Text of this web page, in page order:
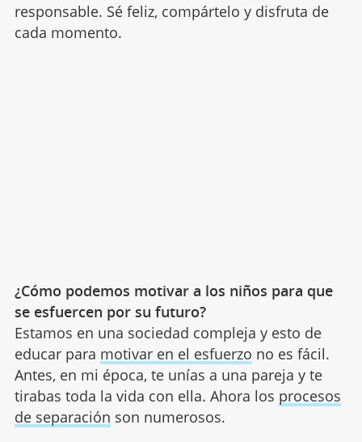
responsable. Sé feliz, compártelo y disfruta de
cada momento.
¿Cómo podemos motivar a los niños para que
se esfuercen por su futuro?
Estamos en una sociedad compleja y esto de
educar para motivar en el esfuerzo no es fácil.
Antes, en mi época, te unías a una pareja y te
tirabas toda la vida con ella. Ahora los procesos
de separación son numerosos.